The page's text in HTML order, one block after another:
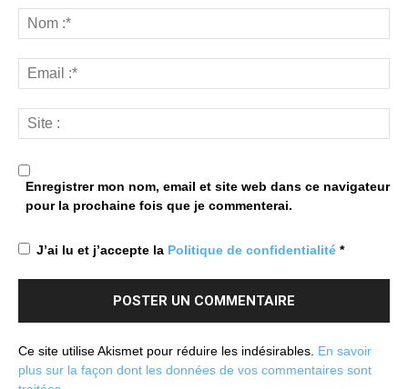
Enregistrer mon nom, email et site web dans ce navigateur
pour la prochaine fois que je commenterai.
J’ai lu et j’accepte la Politique de confidentialité *
Ce site utilise Akismet pour réduire les indésirables. En savoir
plus sur la façon dont les données de vos commentaires sont